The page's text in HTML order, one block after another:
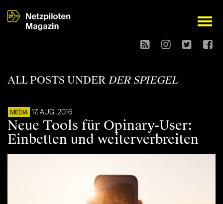
open
ALL POSTS UNDER DER SPIEGEL
MEDIA 17. AUG. 2016
Neue Tools für Opinary-User:
Einbetten und weiterverbreiten